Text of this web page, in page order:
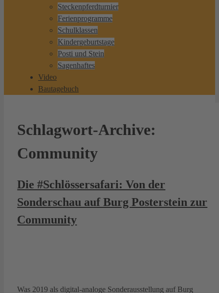
Steckenpferdturnier
Ferienprogramme
Schulklassen
Kindergeburtstage
Posti und Stein
Sagenhaftes
Video
Bautagebuch
Schlagwort-Archive:
Community
Die #Schlössersafari: Von der
Sonderschau auf Burg Posterstein zur
Community
Was 2019 als digital-analoge Sonderausstellung auf Burg